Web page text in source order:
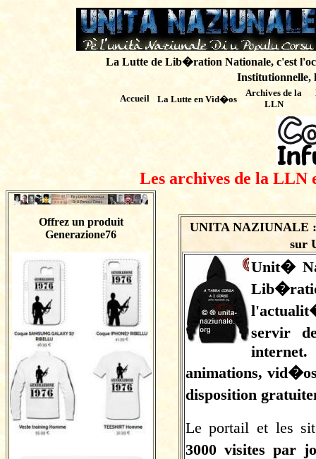
La Lutte de Lib�ration Nationale, c'est
Institutionnelle,
Accueil La Lutte en Vid�os
Archives de la
LLN
Les archives de la LLN
Offrez un produit
Generazione76
UNITA NAZIUNALE
sur
Unit�
servir
animations,
disposition
Le portail et les
3000 visites par